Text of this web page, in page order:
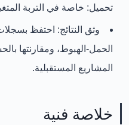
تحميل: خاصة في التربة
وثق النتائج: احتفظ
الحمل-الهبوط، ومقارنتها
المشاريع المستقبلية.
خلاصة فنية